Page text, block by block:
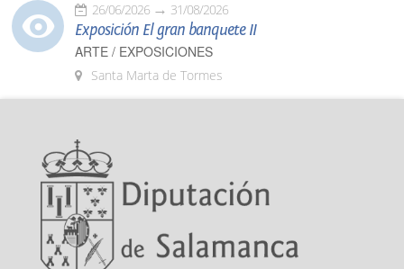
26/06/2026 31/08/2026
Exposición El gran banquete II
ARTE / EXPOSICIONES
Santa Marta de Tormes